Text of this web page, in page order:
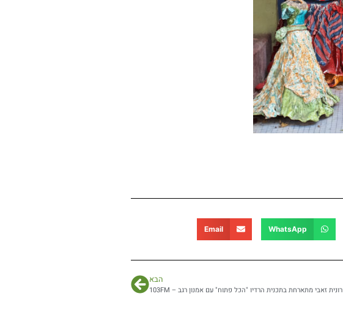
WhatsApp
Email
הבא
רונית זאבי מתארחת בתכנית הרדיו "הכל פתוח" עם אמנון רגב – 103FM